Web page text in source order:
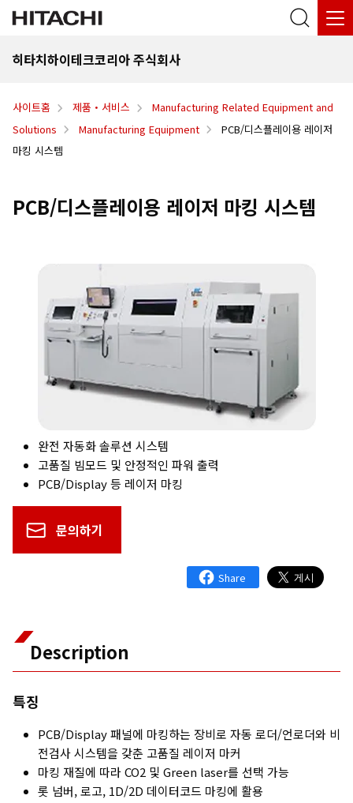
히타치하이테크코리아 주식회사
사이트홈 제품・서비스
Manufacturing Related Equipment and
Solutions
Manufacturing Equipment
PCB/디스플레이용 레이저
마킹 시스템
PCB/디스플레이용 레이저 마킹 시스템
완전 자동화 솔루션 시스템
고품질 빔모드 및 안정적인 파워 출력
PCB/Display 등 레이저 마킹
문의하기
Description
특징
PCB/Display 패널에 마킹하는 장비로 자동 로더/언로더와 비
전검사 시스템을 갖춘 고품질 레이저 마커
마킹 재질에 따라 CO2 및 Green laser를 선택 가능
롯 넘버, 로고, 1D/2D 데이터코드 마킹에 활용